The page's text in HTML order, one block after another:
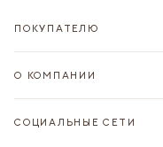
ПОКУПАТЕЛЮ
О КОМПАНИИ
СОЦИАЛЬНЫЕ СЕТИ